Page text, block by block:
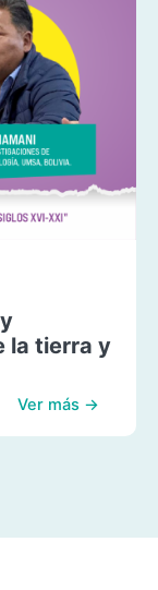
la tierra y
Ver más →